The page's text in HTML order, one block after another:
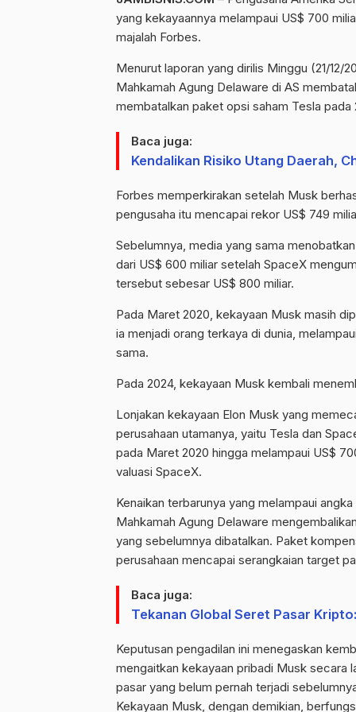
yang kekayaannya melampaui US$ 700
majalah Forbes.
Menurut laporan yang dirilis Minggu (21/
Mahkamah Agung Delaware di AS
membatalkan paket opsi saham Tesla pada
Baca juga:
Kendalikan Risiko Utang Daerah,
Forbes memperkirakan setelah Musk
pengusaha itu mencapai rekor US$ 749
Sebelumnya, media yang sama
dari US$ 600 miliar setelah SpaceX
tersebut sebesar US$ 800 miliar.
Pada Maret 2020, kekayaan Musk masih
ia menjadi orang terkaya di dunia,
sama.
Pada 2024, kekayaan Musk kembali
Lonjakan kekayaan Elon Musk yang
perusahaan utamanya, yaitu Tesla dan
pada Maret 2020 hingga melampaui US$
valuasi SpaceX.
Kenaikan terbarunya yang melampaui
Mahkamah Agung Delaware
yang sebelumnya dibatalkan. Paket
perusahaan mencapai serangkaian target
Baca juga:
Tekanan Global Seret Pasar
Keputusan pengadilan ini menegaskan
mengaitkan kekayaan pribadi Musk secara
pasar yang belum pernah terjadi
Kekayaan Musk, dengan demikian,